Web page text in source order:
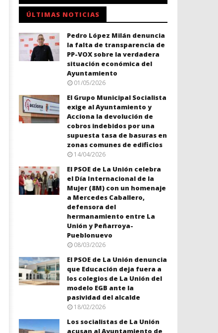
ÚLTIMAS NOTICIAS
Pedro López Milán denuncia
la falta de transparencia de
PP-VOX sobre la verdadera
situación económica del
Ayuntamiento
01/05/2026
El Grupo Municipal Socialista
exige al Ayuntamiento y
Acciona la devolución de
cobros indebidos por una
supuesta tasa de basuras en
zonas comunes de edificios
14/04/2026
El PSOE de La Unión celebra
el Día Internacional de la
Mujer (8M) con un homenaje
a Mercedes Caballero,
defensora del
hermanamiento entre La
Unión y Peñarroya-
Pueblonuevo
08/03/2026
El PSOE de La Unión denuncia
que Educación deja fuera a
los colegios de La Unión del
modelo EGB ante la
pasividad del alcalde
18/02/2026
Los socialistas de La Unión
acusan al Ayuntamiento de